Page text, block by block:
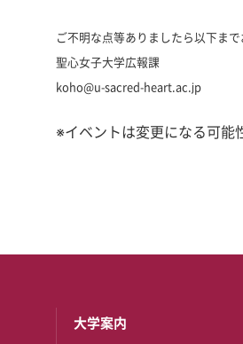
ご不明な点等ありましたら以下まで
聖心女子大学広報課
koho@u-sacred-heart.ac.jp
※イベントは変更になる可能
大学案内